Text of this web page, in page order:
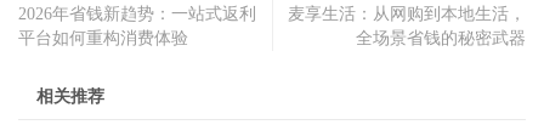
2026年省钱新趋势：一站式返利
平台如何重构消费体验
麦享生活：从网购到本地生活，
全场景省钱的秘密武器
相关推荐